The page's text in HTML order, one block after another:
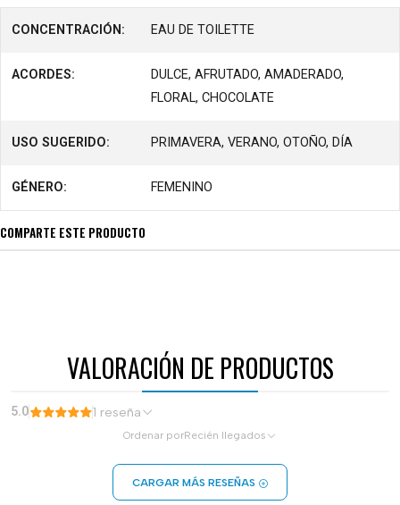
CONCENTRACIÓN: EAU DE TOILETTE
ACORDES:
DULCE, AFRUTADO, AMADERADO,
FLORAL, CHOCOLATE
USO SUGERIDO: PRIMAVERA, VERANO, OTOÑO, DÍA
GÉNERO: FEMENINO
COMPARTE ESTE PRODUCTO
VALORACIÓN DE PRODUCTOS
5.0 1 reseña
Ordenar porRecién llegados
CARGAR MÁS RESEÑAS